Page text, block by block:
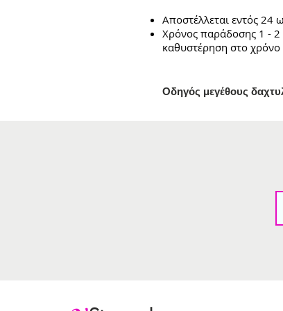
Αποστέλλεται εντός 24
Χρόνος παράδοσης 1 - 2
καθυστέρηση στο
Οδηγός μεγέθους